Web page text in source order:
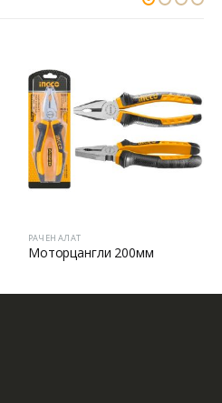
РАЧЕН АЛАТ
Моторцангли 200мм